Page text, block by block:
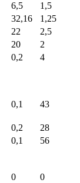
6,5
1,5
32,16
1,25
22
2,5
20
2
0,2
4
0,1 43
0,2
28
0,1
56
0
0